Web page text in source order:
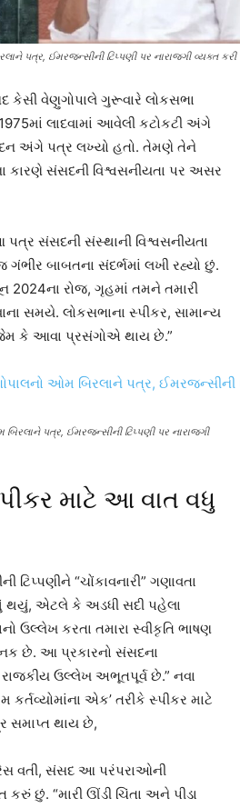
પત્ર, ઈમરજન્સીની ટિપ્પણી પર નારાજગી વ્યક્ત કરી
કેસી વેણુગોપાલે ગુરૂવારે લોકસભા
લાદવામાં આવેલી કટોકટી અંગે
અંગે પત્ર લખ્યો હતો. તેમણે તેને
કારણે સંસદની વિશ્વસનીયતા પર અસર
સંસદની સંસ્થાની વિશ્વસનીયતા
બાબતના સંદર્ભમાં લખી રહ્યો છું.
રોજ, ગૃહમાં તમને તમારી
સમયે. લોકસભાના સ્પીકર, સામાન્ય
જેમ કે આવા પ્રસંગોએ થાય છે.”
પત્ર, ઈમરજન્સીની ટિપ્પણી પર નારાજગી
માટે આ વાત વધુ
ટિપ્પણીને “ચોંકાવનારી” ગણાવતા
થયું, એટલે કે અડધી સદી પહેલા
ઉલ્લેખ કરતા તમારા સ્વીકૃતિ ભાષણ
છે. આ પ્રકારનો સંસદના
રાજકીય ઉલ્લેખ અભૂતપૂર્વ છે.” નવા
કર્તવ્યોમાંના એક’ તરીકે સ્પીકર માટે
સમાપ્ત થાય છે,
વતી, સંસદ આ પરંપરાઓની
છું. “મારી ઊંડી ચિંતા અને પીડા